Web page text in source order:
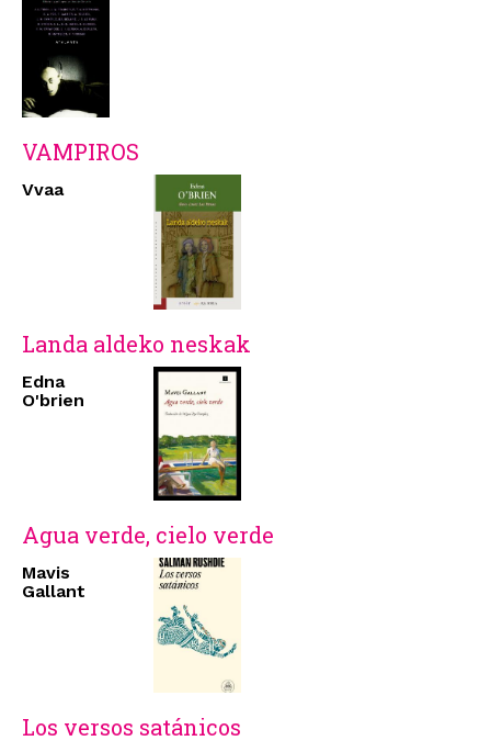
VAMPIROS
Vvaa
Landa aldeko neskak
Edna
O'brien
Agua verde, cielo verde
Mavis
Gallant
Los versos satánicos